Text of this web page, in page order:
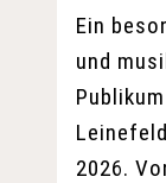
Ein
und
2026.